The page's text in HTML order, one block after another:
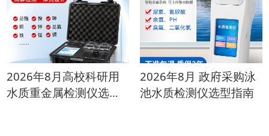
2026年8月高校科研用
水质重金属检测仪选购
2026年8月 政府采购泳
池水质检测仪选型指南